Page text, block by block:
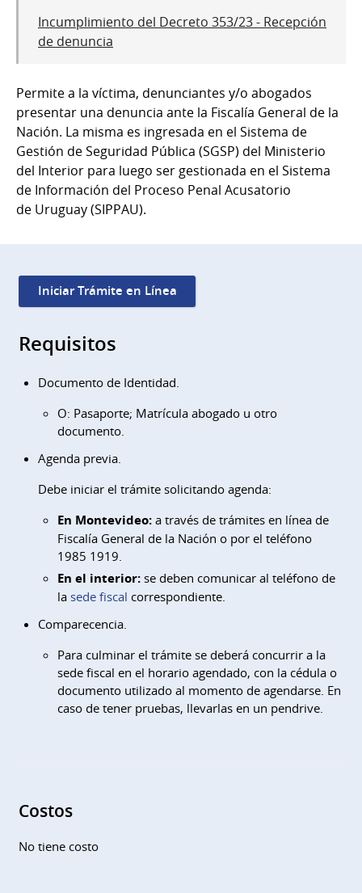
Incumplimiento del Decreto 353/23 - Recepción
de denuncia
Permite a la víctima, denunciantes y/o abogados
presentar una denuncia ante la Fiscalía General de la
Nación. La misma es ingresada en el Sistema de
Gestión de Seguridad Pública (SGSP) del Ministerio
del Interior para luego ser gestionada en el Sistema
de Información del Proceso Penal Acusatorio
de Uruguay (SIPPAU).
Iniciar Trámite en Línea
Requisitos
Documento de Identidad.
O: Pasaporte; Matrícula abogado u otro
documento.
Agenda previa.
Debe iniciar el trámite solicitando agenda:
En Montevideo:a través de trámites en línea de
Fiscalía General de la Nación o por el teléfono
1985 1919.
En el interior:se deben comunicar al teléfono de
la sede fiscal correspondiente.
Comparecencia.
Para culminar el trámite se deberá concurrir a la
sede fiscal en el horario agendado, con la cédula o
documento utilizado al momento de agendarse. En
caso de tener pruebas, llevarlas en un pendrive.
Costos
No tiene costo